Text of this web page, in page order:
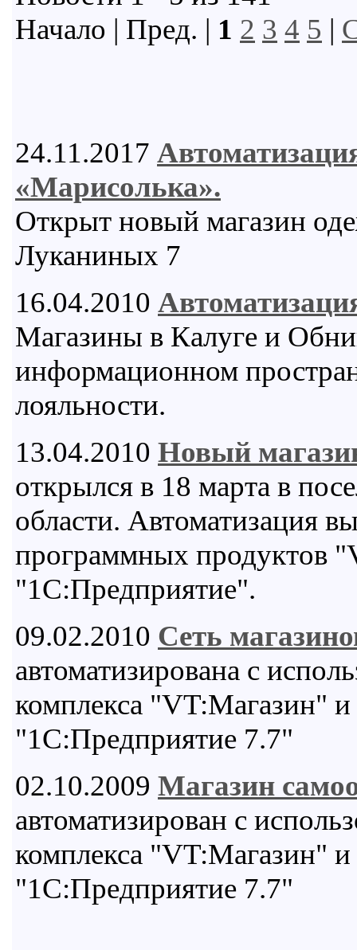
Начало | Пред. | 1 2 3 4 5 |
24.11.2017
«Марисолька».
Открыт новый магазин
Луканиных 7
16.04.2010
Магазины в Калуге и
информационном
лояльности.
13.04.2010 Новый
открылся в 18 марта в
области. Автоматизация
программных продуктов
"1С:Предприятие".
09.02.2010 Сеть
автоматизирована с
комплекса "VT:Магазин"
"1С:Предприятие 7.7"
02.10.2009 Магазин
автоматизирован с
комплекса "VT:Магазин"
"1С:Предприятие 7.7"